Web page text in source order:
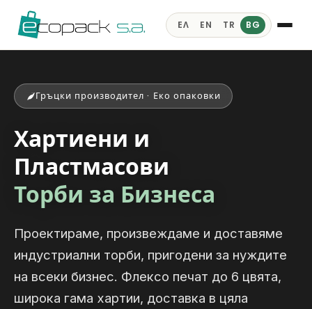
ΕΛ EN TR BG
Гръцки производител · Еко опаковки
Хартиени и
Пластмасови
Торби за Бизнеса
Проектираме, произвеждаме и доставяме
индустриални торби, пригодени за нуждите
на всеки бизнес. Флексо печат до 6 цвята,
широка гама хартии, доставка в цяла